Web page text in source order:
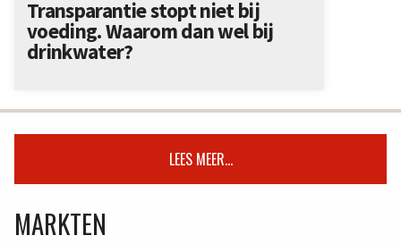
Transparantie stopt niet bij
voeding. Waarom dan wel bij
drinkwater?
LEES MEER...
MARKTEN